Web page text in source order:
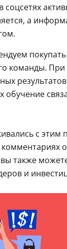
соцсетях
а
команды. При
обучение
с этим
комментариях
также
и